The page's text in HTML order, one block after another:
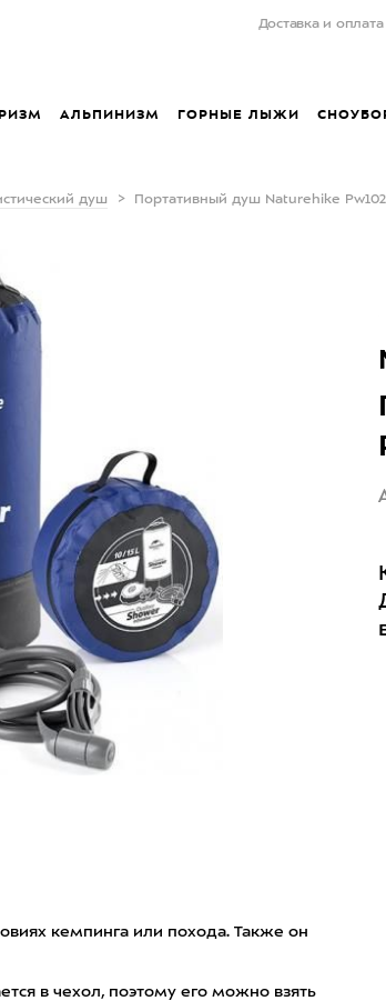
Доставка и оплата
АЛЬПИНИЗМ ГОРНЫЕ ЛЫЖИ
душ Портативный душ Naturehike
кемпинга или похода. Также он
в чехол, поэтому его можно взять